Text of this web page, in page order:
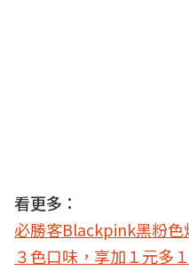
看更多：
必勝客Blackpink黑粉色
３色口味，享加１元多